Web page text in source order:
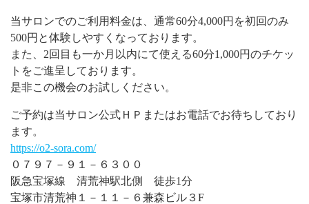
当サロンでのご利用料金は、通常60分4,000円を初回のみ
500円と体験しやすくなっております。
また、2回目も一か月以内にて使える60分1,000円のチケッ
トをご進呈しております。
是非この機会のお試しください。
ご予約は当サロン公式ＨＰまたはお電話でお待ちしており
ます。
https://o2-sora.com/
０７９７－９１－６３００
阪急宝塚線 清荒神駅北側 徒歩1分
宝塚市清荒神１－１１－６兼森ビル３F